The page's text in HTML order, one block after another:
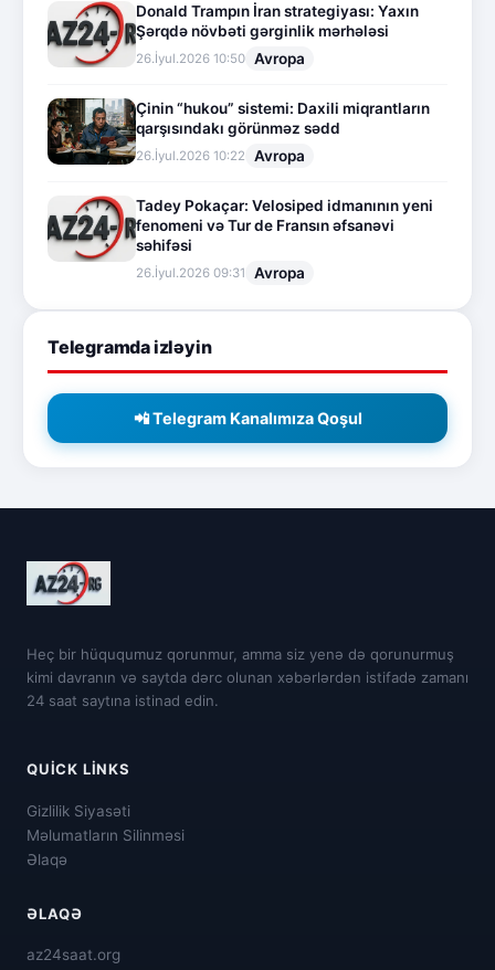
Donald Trampın İran strategiyası: Yaxın
Şərqdə növbəti gərginlik mərhələsi
26.İyul.2026 10:50 Avropa
Çinin “hukou” sistemi: Daxili miqrantların
qarşısındakı görünməz sədd
26.İyul.2026 10:22 Avropa
Tadey Pokaçar: Velosiped idmanının yeni
fenomeni və Tur de Fransın əfsanəvi
səhifəsi
26.İyul.2026 09:31 Avropa
Telegramda izləyin
📲 Telegram Kanalımıza Qoşul
Heç bir hüququmuz qorunmur, amma siz yenə də qorunurmuş
kimi davranın və saytda dərc olunan xəbərlərdən istifadə zamanı
24 saat saytına istinad edin.
QUICK LINKS
Gizlilik Siyasəti
Məlumatların Silinməsi
Əlaqə
ƏLAQƏ
az24saat.org